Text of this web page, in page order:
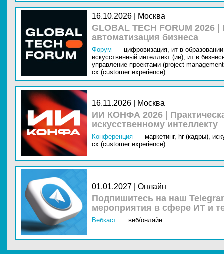
16.10.2026 | Москва
GLOBAL TECH FORUM
автоматизация бизнеса
Форум цифровизация, ит в
искусственный интеллект (ии), ит в
управление проектами (project
cx (customer experience)
16.11.2026 | Москва
ИИ КОНФА 2026 |
искусственному интеллекту
Конференция маркетинг, hr (кадры),
cx (customer experience)
01.01.2027 | Онлайн
Подпишитесь на наш
мероприятия в сфере ИТ и
Вебкаст веб/онлайн